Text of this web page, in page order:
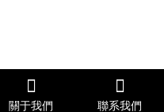
關于我們 聯系我們